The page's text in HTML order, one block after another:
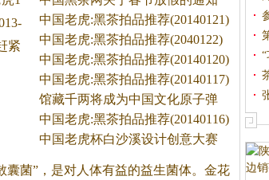
中国老虎:黑茶拍品推荐(20140121)
中国老虎:黑茶拍品推荐(2040122)
中国老虎:黑茶拍品推荐(20140120)
中国老虎:黑茶拍品推荐(20140117)
馆藏千两将成为中国文化原子弹
中国老虎:黑茶拍品推荐(20140116)
中国老虎杯白沙溪设计创意大赛
紧
囊菌”，是对人体有益的益生菌体。金花